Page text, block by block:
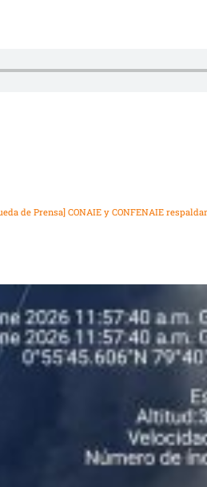
de Prensa] CONAIE y CONFENAIE